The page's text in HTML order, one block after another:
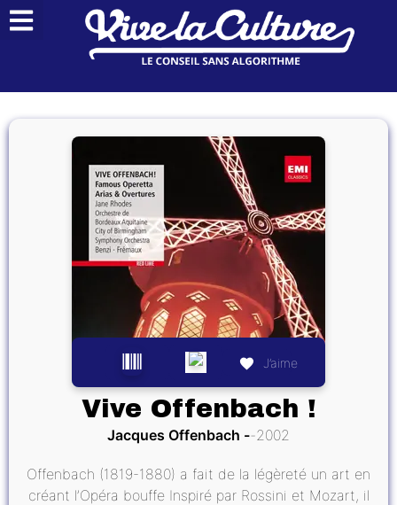
J’aime
Vive Offenbach !
Jacques Offenbach 2002
Offenbach (1819-1880) a fait de la légèreté un art en
créant l’Opéra bouffe Inspiré par Rossini et Mozart, il